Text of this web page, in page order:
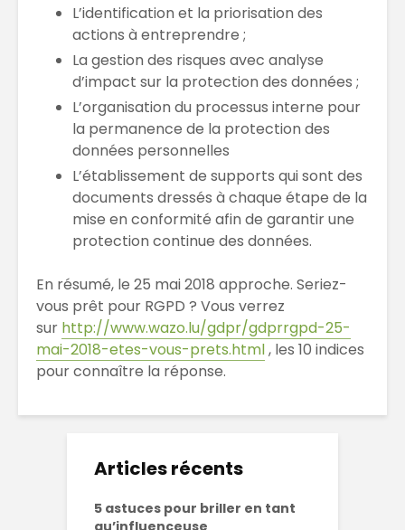
L’identification et la priorisation des
actions à entreprendre ;
La gestion des risques avec analyse
d’impact sur la protection des données ;
L’organisation du processus interne pour
la permanence de la protection des
données personnelles
L’établissement de supports qui sont des
documents dressés à chaque étape de la
mise en conformité afin de garantir une
protection continue des données.
En résumé, le 25 mai 2018 approche. Seriez-
vous prêt pour RGPD ? Vous verrez
sur http://www.wazo.lu/gdpr/gdprrgpd-25-
mai-2018-etes-vous-prets.html, les 10 indices
pour connaître la réponse.
Articles récents
5 astuces pour briller en tant